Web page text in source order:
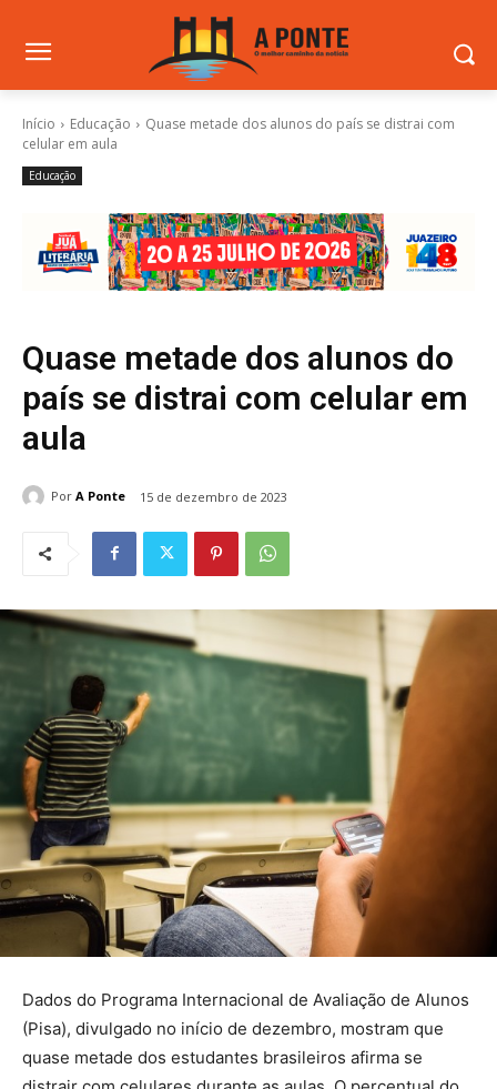
Início Educação
Quase metade dos alunos do país se distrai com
celular em aula
Educação
Quase metade dos alunos do
país se distrai com celular em
aula
Por A Ponte 15 de dezembro de 2023
Dados do Programa Internacional de Avaliação de Alunos
(Pisa), divulgado no início de dezembro, mostram que
quase metade dos estudantes brasileiros afirma se